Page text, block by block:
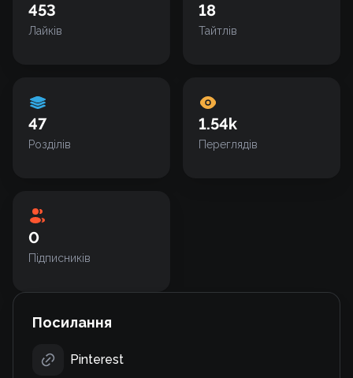
453
Лайків
18
Тайтлів
47
Розділів
1.54k
Переглядів
0
Підписників
Посилання
Pinterest